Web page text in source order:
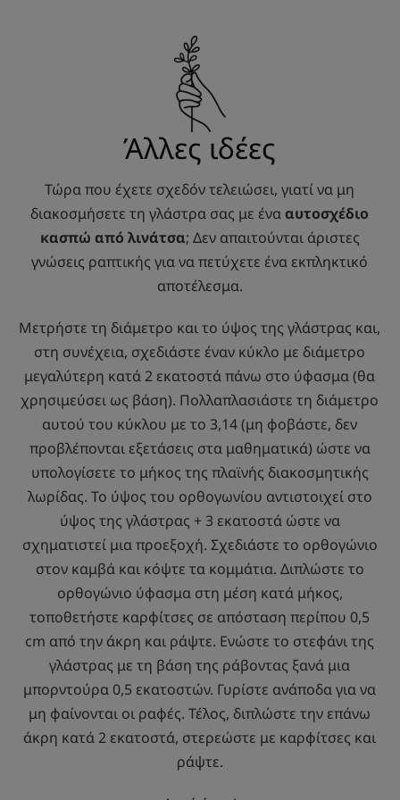
Άλλες ιδέες
Τώρα που έχετε σχεδόν τελειώσει, γιατί να μη
διακοσμήσετε τη γλάστρα σας με ένααυτοσχέδιο
κασπώ από λινάτσα; Δεν απαιτούνται άριστες
γνώσεις ραπτικής για να πετύχετε ένα εκπληκτικό
αποτέλεσμα.
Μετρήστε τη διάμετρο και το ύψος της γλάστρας και,
στη συνέχεια, σχεδιάστε έναν κύκλο με διάμετρο
μεγαλύτερη κατά 2 εκατοστά πάνω στο ύφασμα (θα
χρησιμεύσει ως βάση). Πολλαπλασιάστε τη διάμετρο
αυτού του κύκλου με το 3,14 (μη φοβάστε, δεν
προβλέπονται εξετάσεις στα μαθηματικά) ώστε να
υπολογίσετε το μήκος της πλαϊνής διακοσμητικής
λωρίδας. Το ύψος του ορθογωνίου αντιστοιχεί στο
ύψος της γλάστρας + 3 εκατοστά ώστε να
σχηματιστεί μια προεξοχή. Σχεδιάστε το ορθογώνιο
στον καμβά και κόψτε τα κομμάτια. Διπλώστε το
ορθογώνιο ύφασμα στη μέση κατά μήκος,
τοποθετήστε καρφίτσες σε απόσταση περίπου 0,5
cm από την άκρη και ράψτε. Ενώστε το στεφάνι της
γλάστρας με τη βάση της ράβοντας ξανά μια
μπορντούρα 0,5 εκατοστών. Γυρίστε ανάποδα για να
μη φαίνονται οι ραφές. Τέλος, διπλώστε την επάνω
άκρη κατά 2 εκατοστά, στερεώστε με καρφίτσες και
ράψτε.